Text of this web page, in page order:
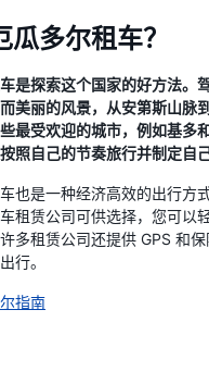
瓜多尔租车？
是探索这个国家的好方法。
美丽的风景，从安第斯山脉
最受欢迎的城市，例如基多
照自己的节奏旅行并制定自
也是一种经济高效的出行方
租赁公司可供选择，您可以
多租赁公司还提供 GPS 和
行。
指南